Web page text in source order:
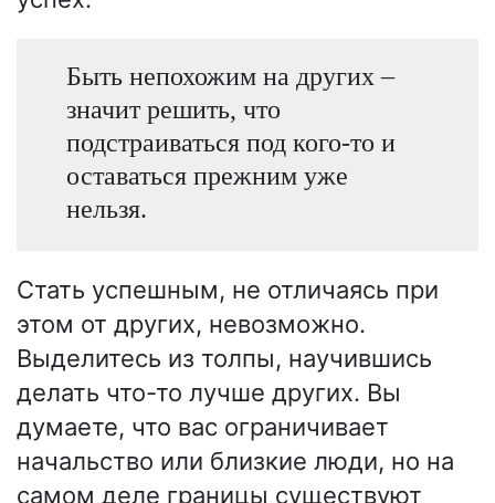
Быть непохожим на других –
значит решить, что
подстраиваться под кого-то и
оставаться прежним уже
нельзя.
Стать успешным, не отличаясь при
этом от других, невозможно.
Выделитесь из толпы, научившись
делать что-то лучше других. Вы
думаете, что вас ограничивает
начальство или близкие люди, но на
самом деле границы существуют